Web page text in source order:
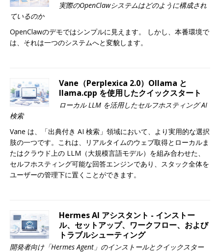
実際のOpenClawシステムはどのように構成され
ているのか
OpenClawのデモではシンプルに見えます。 しかし、本番環境で
は、それは一つのシステムへと変貌します。
Vane（Perplexica 2.0）Ollama と
llama.cpp を使用したクイックスタート
ローカル LLM を活用したセルフホスティング AI
検索
Vane は、「出典付き AI 検索」領域において、より実用的な選択
肢の一つです。これは、リアルタイムのウェブ取得とローカルま
たはクラウド上の LLM（大規模言語モデル）を組み合わせた、
セルフホスティング可能な回答エンジンであり、スタック全体を
ユーザーの管理下に置くことができます。
Hermes AI アシスタント - インストー
ル、セットアップ、ワークフロー、および
トラブルシューティング
開発者向け「Hermes Agent」のインストールとクイックスター